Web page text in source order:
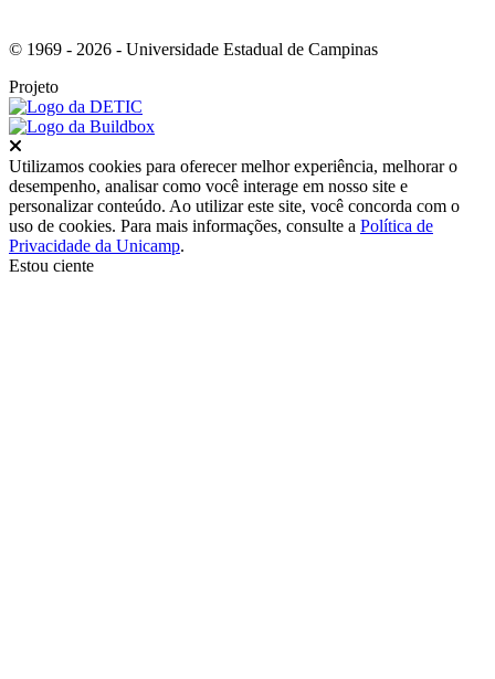
© 1969 - 2026 - Universidade Estadual de Campinas
Projeto
Utilizamos cookies para oferecer melhor experiência, melhorar o
desempenho, analisar como você interage em nosso site e
personalizar conteúdo. Ao utilizar este site, você concorda com o
uso de cookies. Para mais informações, consulte a Política de
Privacidade da Unicamp.
Estou ciente